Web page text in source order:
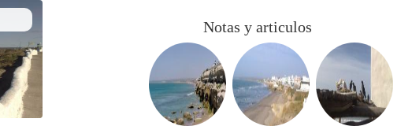
Notas y articulos